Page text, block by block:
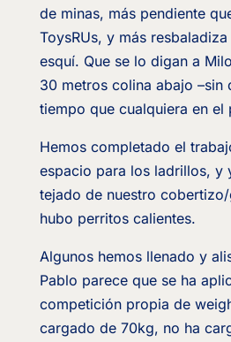
de minas, más pendiente
ToysRUs, y más
esquí. Que se lo digan a
30 metros colina abajo –sin
tiempo que cualquiera en el
Hemos completado el
espacio para los ladrillos, y
tejado de nuestro
hubo perritos calientes.
Algunos hemos llenado y
Pablo parece que se ha
competición propia de
cargado de 70kg, no ha